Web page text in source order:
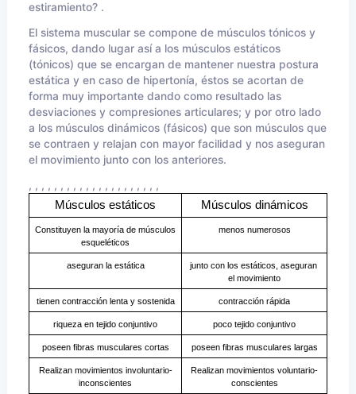
estiramiento? .
El sistema muscular se compone de músculos tónicos y
fásicos, dando lugar así a los músculos estáticos
(tónicos) que se encargan de mantener nuestra postura
estática y en caso de hipertonía, éstos se acortan de
forma muy importante dando como resultado las
desviaciones y compresiones articulares; y por otro lado
a los músculos dinámicos (fásicos) que son músculos que
se contraen y relajan con mayor facilidad y nos aseguran
el movimiento junto con los anteriores.
, , , , , , , , , , , , , , , , , , , , ,
Músculos estáticos
Músculos dinámicos
Constituyen la mayoría de músculos
esqueléticos
menos numerosos
aseguran la estática
junto con los estáticos, aseguran
el movimiento
tienen contracción lenta y sostenida contracción rápida
riqueza en tejido conjuntivo poco tejido conjuntivo
poseen fibras musculares cortas poseen fibras musculares largas
Realizan movimientos involuntario-
inconscientes
Realizan movimientos voluntario-
conscientes